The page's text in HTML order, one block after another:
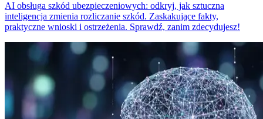
AI obsługa szkód ubezpieczeniowych: odkryj, jak sztuczna
inteligencja zmienia rozliczanie szkód. Zaskakujące fakty,
praktyczne wnioski i ostrzeżenia. Sprawdź, zanim zdecydujesz!